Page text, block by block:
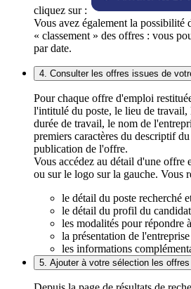
cliquez sur :
Vous avez également la possibilité
« classement » des offres : vous
par date.
4. Consulter les offres issues de
Pour chaque offre d'emploi
l'intitulé du poste, le lieu de travail,
durée de travail, le nom de
premiers caractères du descriptif
publication de l'offre.
Vous accédez au détail d'une offre
ou sur le logo sur la gauche. Vous
le détail du poste recherché
le détail du profil du
les modalités pour répondre
la présentation de
les informations
5. Ajouter à votre sélection les